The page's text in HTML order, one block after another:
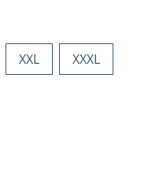
XXL
XXXL